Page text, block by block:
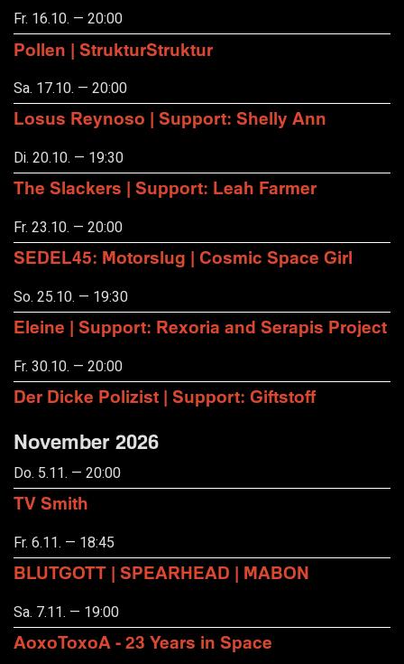
Fr. 16.10. — 20:00
Pollen | StrukturStruktur
Sa. 17.10. — 20:00
Losus Reynoso | Support: Shelly Ann
Di. 20.10. — 19:30
The Slackers | Support: Leah Farmer
Fr. 23.10. — 20:00
SEDEL45: Motorslug | Cosmic Space Girl
So. 25.10. — 19:30
Eleine | Support: Rexoria and Serapis Project
Fr. 30.10. — 20:00
Der Dicke Polizist | Support: Giftstoff
November 2026
Do. 5.11. — 20:00
TV Smith
Fr. 6.11. — 18:45
BLUTGOTT | SPEARHEAD | MABON
Sa. 7.11. — 19:00
AoxoToxoA - 23 Years in Space